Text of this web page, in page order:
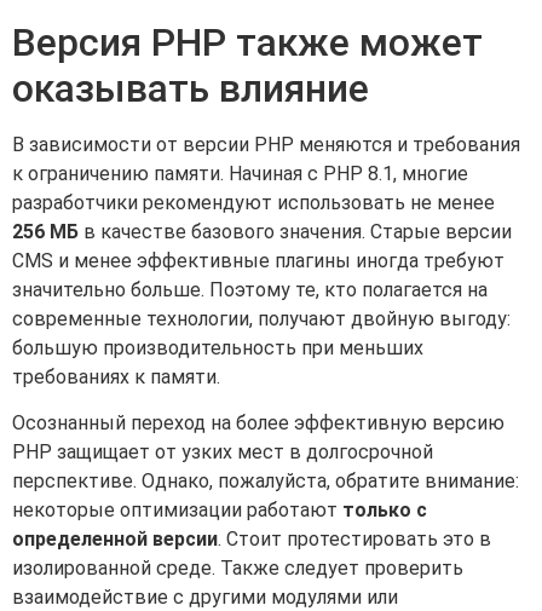
Версия PHP также может
оказывать влияние
В зависимости от версии PHP меняются и требования
к ограничению памяти. Начиная с PHP 8.1, многие
разработчики рекомендуют использовать не менее
256 МБ в качестве базового значения. Старые версии
CMS и менее эффективные плагины иногда требуют
значительно больше. Поэтому те, кто полагается на
современные технологии, получают двойную выгоду:
большую производительность при меньших
требованиях к памяти.
Осознанный переход на более эффективную версию
PHP защищает от узких мест в долгосрочной
перспективе. Однако, пожалуйста, обратите внимание:
некоторые оптимизации работают только с
определенной версии. Стоит протестировать это в
изолированной среде. Также следует проверить
взаимодействие с другими модулями или